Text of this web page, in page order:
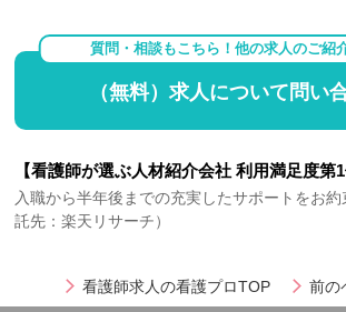
質問・相談もこちら！他の求人のご紹
（無料）求人について問い
【看護師が選ぶ人材紹介会社 利用満足度第
入職から半年後までの充実したサポートをお
託先：楽天リサーチ）
看護師求人の看護プロTOP 前の